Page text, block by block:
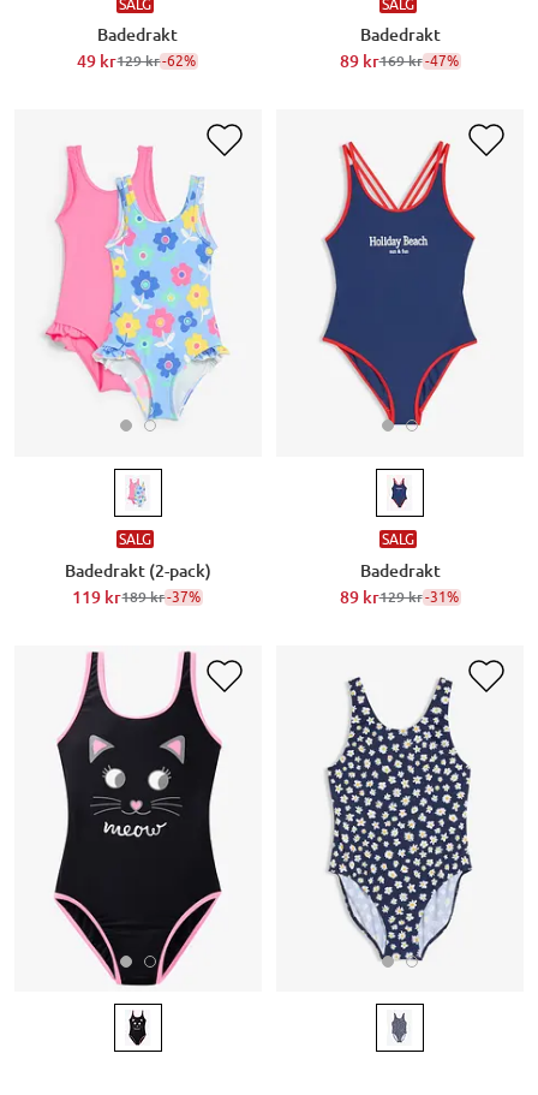
SALG
Badedrakt
49 kr129 kr-62%
SALG
Badedrakt
89 kr169 kr-47%
SALG
Badedrakt (2-pack)
119 kr189 kr-37%
SALG
Badedrakt
89 kr129 kr-31%